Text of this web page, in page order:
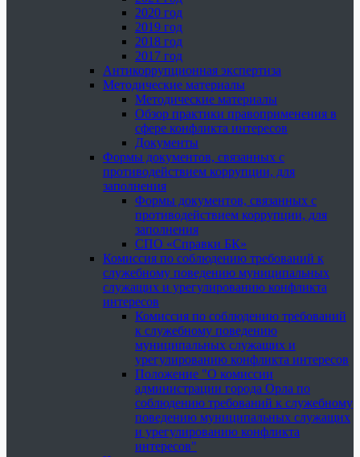
2020 год
2019 год
2018 год
2017 год
Антикоррупционная экспертиза
Методические материалы
Методические материалы
Обзор практики правоприменения в
сфере конфликта интересов
Документы
Формы документов, связанных с
противодействием коррупции, для
заполнения
Формы документов, связанных с
противодействием коррупции, для
заполнения
СПО «Справки БК»
Комиссия по соблюдению требований к
служебному поведению муниципальных
служащих и урегулированию конфликта
интересов
Комиссия по соблюдению требований
к служебному поведению
муниципальных служащих и
урегулированию конфликта интересов
Положение "О комиссии
администрации города Орла по
соблюдению требований к служебному
поведению муниципальных служащих
и урегулированию конфликта
интересов"